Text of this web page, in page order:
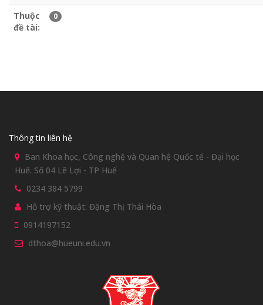
Thuộc
đề tài:
0
Thông tin liên hệ
Ban Khoa học, Công nghệ và Quan hệ Quốc tế - Đại học
Huế. Số 04 Lê Lợi - TP Huế
0234 384 5799
Hỗ trợ kỹ thuật: Đặng Thị Thái Hòa
0914197152
dthoa@hueuni.edu.vn